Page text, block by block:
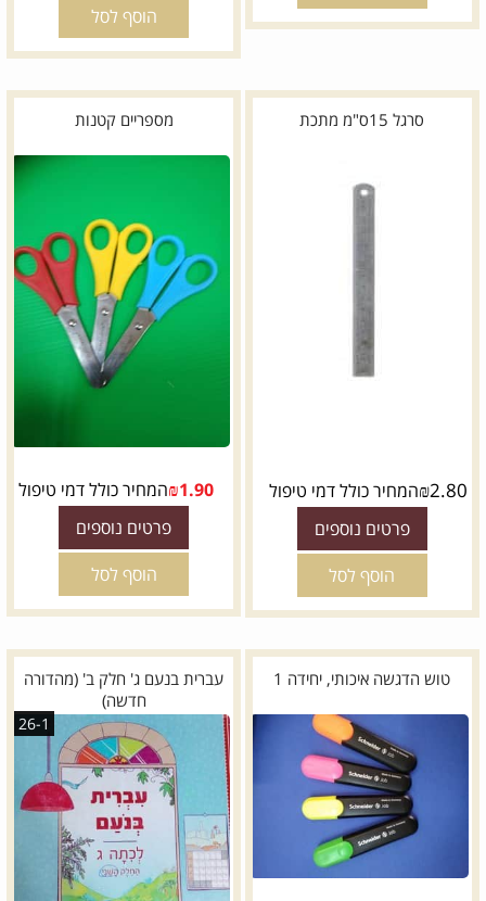
הוסף לסל
סרגל 15ס"מ מתכת
₪2.80 המחיר כולל דמי טיפול
פרטים נוספים
הוסף לסל
מספריים קטנות
₪1.90 המחיר כולל דמי טיפול
פרטים נוספים
הוסף לסל
טוש הדגשה איכותי, יחידה 1
עברית בנעם ג' חלק ב' (מהדורה
חדשה)
26-1